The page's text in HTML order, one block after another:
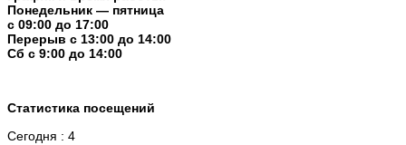
Понедельник — пятница
с 09:00 до 17:00
Перерыв c 13:00 до 14:00
Cб с 9:00 до 14:00
Статистика посещений
Сегодня : 4